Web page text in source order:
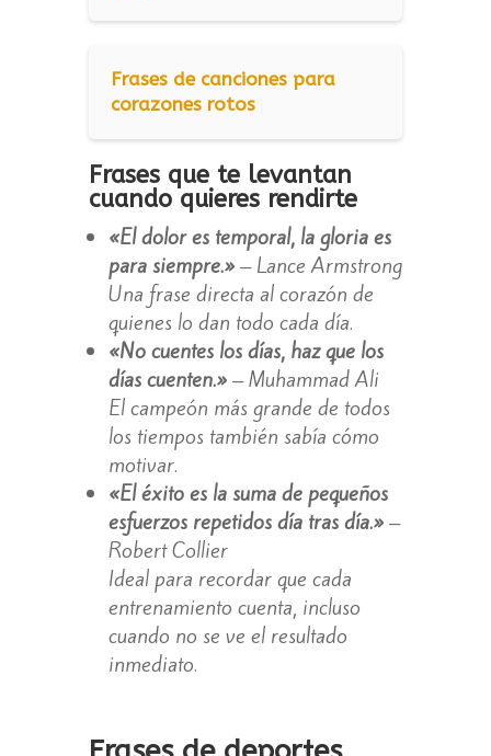
Frases de canciones para
corazones rotos
Frases que te levantan
cuando quieres rendirte
«El dolor es temporal, la gloria es
para siempre.»– Lance Armstrong
Una frase directa al corazón de
quienes lo dan todo cada día.
«No cuentes los días, haz que los
días cuenten.»– Muhammad Ali
El campeón más grande de todos
los tiempos también sabía cómo
motivar.
«El éxito es la suma de pequeños
esfuerzos repetidos día tras día.»–
Robert Collier
Ideal para recordar que cada
entrenamiento cuenta, incluso
cuando no se ve el resultado
inmediato.